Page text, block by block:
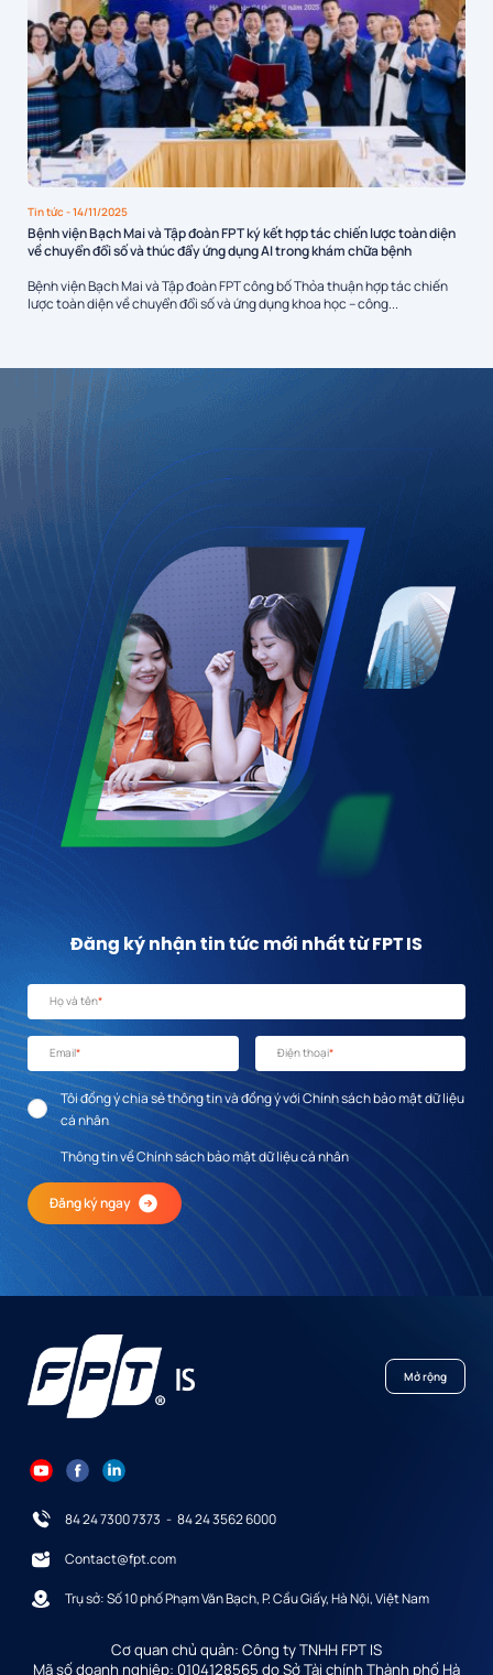
Tin tức- 14/11/2025
Bệnh viện Bạch Mai và Tập đoàn FPT ký kết hợp tác chiến lược toàn diện
về chuyển đổi số và thúc đẩy ứng dụng AI trong khám chữa bệnh
Bệnh viện Bạch Mai và Tập đoàn FPT công bố Thỏa thuận hợp tác chiến
lược toàn diện về chuyển đổi số và ứng dụng khoa học – công...
Đăng ký nhận tin tức mới nhất từ FPT IS
Họ và tên*
Email* Điện thoại*
Tôi đồng ý chia sẻ thông tin và đồng ý với Chính sách bảo mật dữ liệu
cá nhân
Thông tin về Chính sách bảo mật dữ liệu cá nhân
Đăng ký ngay
Mở rộng
84 24 7300 7373 - 84 24 3562 6000
Contact@fpt.com
Trụ sở: Số 10 phố Phạm Văn Bạch, P. Cầu Giấy, Hà Nội, Việt Nam
Cơ quan chủ quản: Công ty TNHH FPT IS
Mã số doanh nghiệp: 0104128565 do Sở Tài chính Thành phố Hà